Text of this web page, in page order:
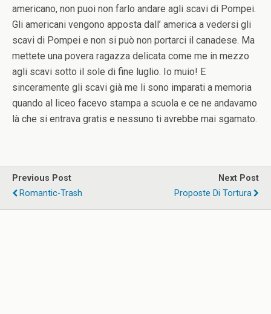
americano, non puoi non farlo andare agli scavi di Pompei.
Gli americani vengono apposta dall’ america a vedersi gli
scavi di Pompei e non si può non portarci il canadese. Ma
mettete una povera ragazza delicata come me in mezzo
agli scavi sotto il sole di fine luglio. Io muio! E
sinceramente gli scavi già me li sono imparati a memoria
quando al liceo facevo stampa a scuola e ce ne andavamo
là che si entrava gratis e nessuno ti avrebbe mai sgamato.
Previous Post
Romantic-Trash
Next Post
Proposte Di Tortura